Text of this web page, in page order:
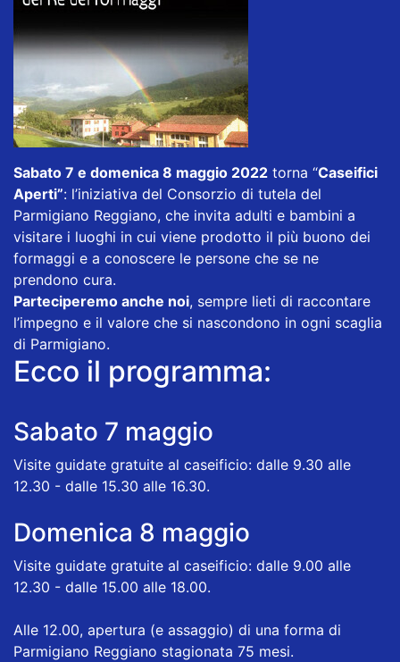
Sabato 7 e domenica 8 maggio 2022 torna “Caseifici
Aperti”: l’iniziativa del Consorzio di tutela del
Parmigiano Reggiano, che invita adulti e bambini a
visitare i luoghi in cui viene prodotto il più buono dei
formaggi e a conoscere le persone che se ne
prendono cura.
Parteciperemo anche noi, sempre lieti di raccontare
l’impegno e il valore che si nascondono in ogni scaglia
di Parmigiano.
Ecco il programma:
Sabato 7 maggio
Visite guidate gratuite al caseificio: dalle 9.30 alle
12.30 - dalle 15.30 alle 16.30.
Domenica 8 maggio
Visite guidate gratuite al caseificio: dalle 9.00 alle
12.30 - dalle 15.00 alle 18.00.
Alle 12.00, apertura (e assaggio) di una forma di
Parmigiano Reggiano stagionata 75 mesi.